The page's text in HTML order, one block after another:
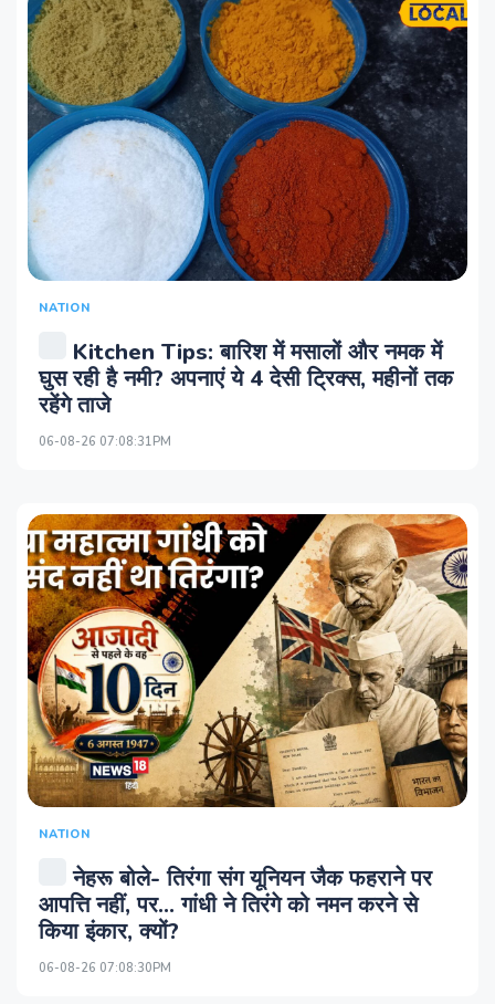
NATION
Kitchen Tips: बारिश में मसालों और नमक में
घुस रही है नमी? अपनाएं ये 4 देसी ट्रिक्स, महीनों तक
रहेंगे ताजे
06-08-26 07:08:31PM
NATION
नेहरू बोले- तिरंगा संग यूनियन जैक फहराने पर
आपत्ति नहीं, पर… गांधी ने तिरंगे को नमन करने से
किया इंकार, क्‍यों?
06-08-26 07:08:30PM